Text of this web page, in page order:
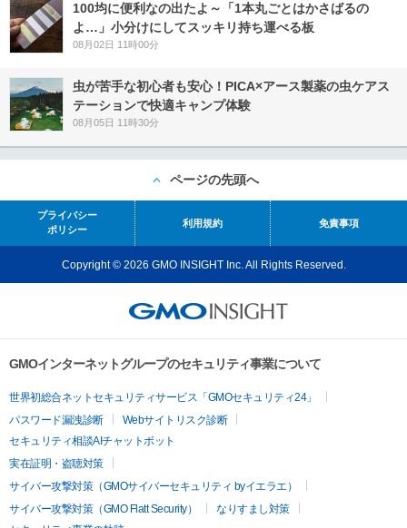
100均に便利なの出たよ～「1本丸ごとはかさばるの
よ…」小分けにしてスッキリ持ち運べる板
08月02日 11時00分
虫が苦手な初心者も安心！PICA×アース製薬の虫ケアス
テーションで快適キャンプ体験
08月05日 11時30分
ページの先頭へ
プライバシー
ポリシー
利用規約 免責事項
Copyright © 2026 GMO INSIGHT Inc. All Rights Reserved.
GMOインターネットグループのセキュリティ事業について
世界初総合ネットセキュリティサービス「GMOセキュリティ24」
パスワード漏洩診断
Webサイトリスク診断
セキュリティ相談AIチャットボット
実在証明・盗聴対策
サイバー攻撃対策（GMOサイバーセキュリティ byイエラエ）
サイバー攻撃対策（GMO Flatt Security）
なりすまし対策